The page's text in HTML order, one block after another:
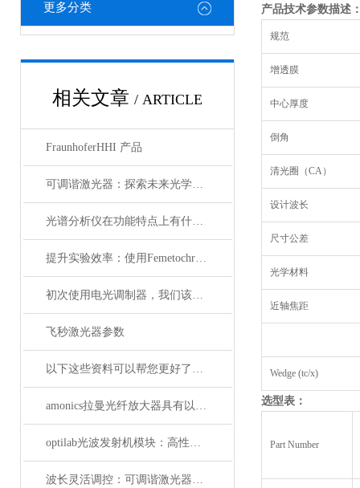
更多分类
相关文章 / ARTICLE
FraunhoferHHI 产品
可调谐激光器：探索未来光学应用的无限可能
光谱分析仪在功能特点上有什么杰出表现？
提升实验效率：使用Femetochrome快速扫描自相关仪的优势
初次使用电光调制器，我们该注意什么事项？
飞秒激光器参数
以下这些资料可以帮您更好了解偏振分析仪
amonics拉曼光纤放大器具有以下四大优点
optilab光波发射机模块：高性能通信的核心组件
波长灵活调控：可调谐激光器在WDM系统中的应用解析
产品技术参数描述
规范
增透膜
中心厚度
倒角
清光圈（CA）
设计波长
尺寸公差
光学材料
近轴焦距
Wedge (tc/x)
选型表：
Part Number